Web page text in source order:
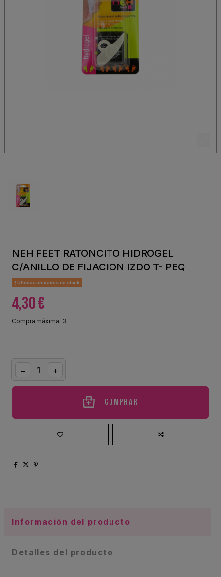
NEH FEET RATONCITO HIDROGEL
C/ANILLO DE FIJACION IZDO T- PEQ
Últimas unidades en stock
4,30 €
Compra máxima: 3
Comprar
Información del producto
Detalles del producto